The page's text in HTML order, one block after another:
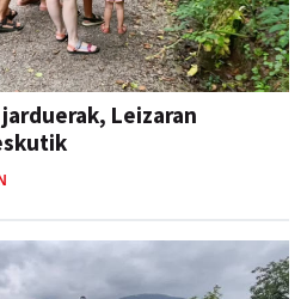
Leizaran